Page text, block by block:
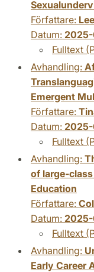
Författare:
Datum: 2025-
Fulltext
Avhandling:
Emergent
Författare:
Datum: 2025-
Fulltext
Avhandling:
of large-
Education
Författare:
Datum: 2025-
Fulltext
Avhandling:
Early Career